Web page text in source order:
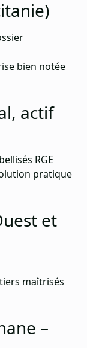
bien notée
actif
RGE
pratique
et
maîtrisés
–